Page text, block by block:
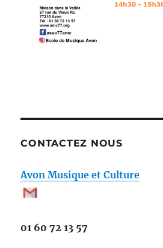
CONTACTEZ NOUS
Avon Musique et Culture
01 60 72 13 57